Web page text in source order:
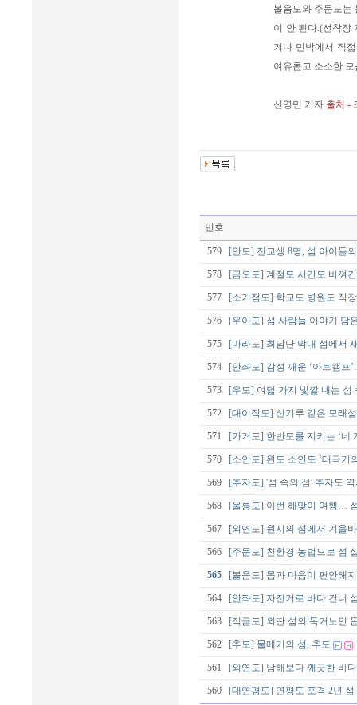
볼음도와 주문도는
이 안 된다.(선착장
거나 민박에서 직
여유롭고 소소한
신영민 기자 출처 -
번호
579 [안도] 전교생 8명, 섬 아이들
578 [금오도] 계절도 시간도 비껴
577 [소기점도] 학교도 병원도 직
576 [우이도] 섬 사람들 이야기 담
575 [마라도] 최남단 막내 섬에서
574 [안좌도] 감성 깨운 ‘아트캠프
573 [우도] 여덟 가지 빛깔 내는 섬
572 [대이작도] 신기루 같은 모래
571 [가거도] 한반도를 지키는 ‘네
570 [소안도] 완도 소안도 ‘태극기
569 [추자도] '섬 속의 섬' 추자도 역
568 [울릉도] 이번 해맞이 여행…
567 [외연도] 원시의 섬에서 겨울
566 [주문도] 친환경 농법으로 섬
565 [볼음도] 몸과 마음이 편안해
564 [안좌도] 자전거로 바다 건너
563 [적금도] 외딴 섬의 독거노인
562 [추도] 물메기의 섬, 추도
561 [외연도] 남해보다 깨끗한 바
560 [대연평도] 연평도 포격 2년